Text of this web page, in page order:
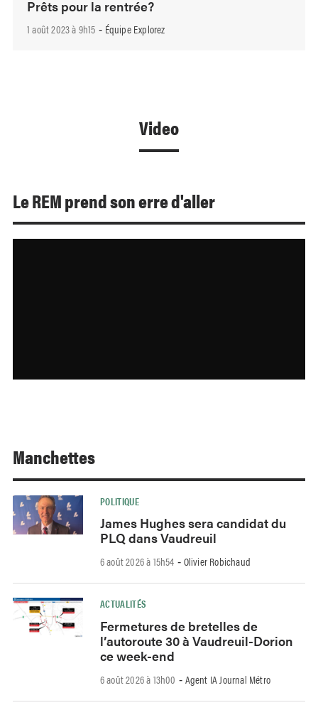
Prêts pour la rentrée?
1 août 2023 à 9h15 - Équipe Explorez
Video
Le REM prend son erre d'aller
Manchettes
POLITIQUE
James Hughes sera candidat du
PLQ dans Vaudreuil
6 août 2026 à 15h54 - Olivier Robichaud
ACTUALITÉS
Fermetures de bretelles de
l’autoroute 30 à Vaudreuil-Dorion
ce week-end
6 août 2026 à 13h00 - Agent IA Journal Métro